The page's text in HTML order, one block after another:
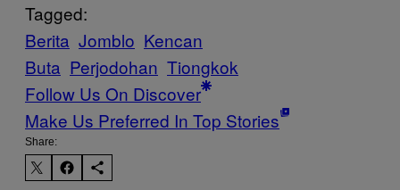
Tagged:
Berita Jomblo Kencan
Buta Perjodohan Tiongkok
Follow Us On Discover
Make Us Preferred In Top Stories
Share: